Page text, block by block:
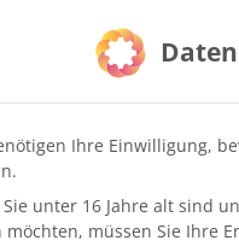
Ihre Einwilligung,
unter 16 Jahre alt sind
möchten, müssen Sie Ihre